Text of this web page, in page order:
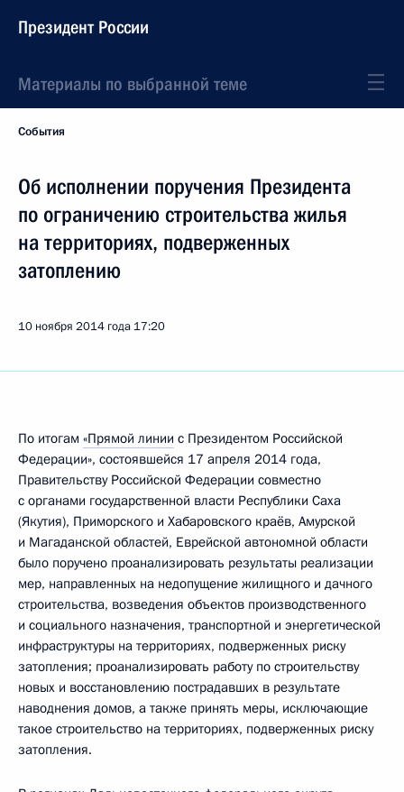
Президент России
Материалы по выбранной теме
События
Об исполнении поручения Президента
по ограничению строительства жилья
на территориях, подверженных
затоплению
10 ноября 2014 года 17:20
По итогам «Прямой линии с Президентом Российской
Федерации», состоявшейся 17 апреля 2014 года,
Правительству Российской Федерации совместно
с органами государственной власти Республики Саха
(Якутия), Приморского и Хабаровского краёв, Амурской
и Магаданской областей, Еврейской автономной области
было поручено проанализировать результаты реализации
мер, направленных на недопущение жилищного и дачного
строительства, возведения объектов производственного
и социального назначения, транспортной и энергетической
инфраструктуры на территориях, подверженных риску
затопления; проанализировать работу по строительству
новых и восстановлению пострадавших в результате
наводнения домов, а также принять меры, исключающие
такое строительство на территориях, подверженных риску
затопления.